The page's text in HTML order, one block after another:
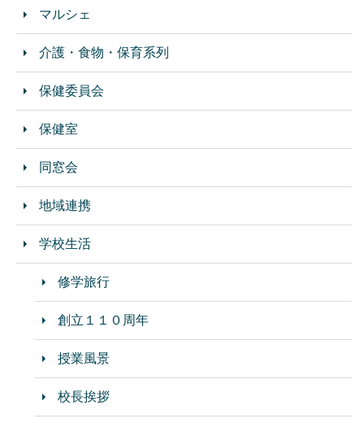
マルシェ
介護・食物・保育系列
保健委員会
保健室
同窓会
地域連携
学校生活
修学旅行
創立１１０周年
授業風景
校長挨拶